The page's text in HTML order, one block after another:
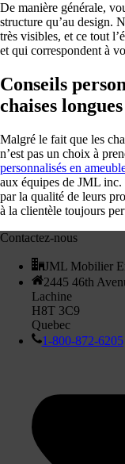
De manière générale,
structure qu’au design.
très visibles, et ce tout
et qui correspondent à
Conseils
chaises
Malgré le fait que les
n’est pas un choix à
personnalisés en
aux équipes de JML inc.
par la qualité de leurs
à la clientèle toujours
Contactez-nous
JML Mobilier
2445 46th
Lachine
H8T 3C9
Quebec
1-800-872-6205